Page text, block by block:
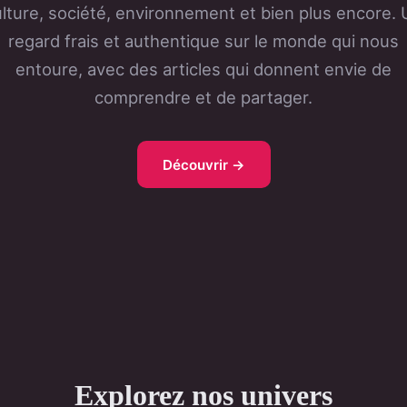
société, environnement et bien plus encore.
regard frais et authentique sur le monde qui nous
entoure, avec des articles qui donnent envie de
comprendre et de partager.
Découvrir →
Explorez nos univers